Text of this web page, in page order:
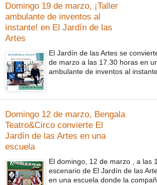
Domingo 19 de marzo, ¡Taller
ambulante de inventos al
instante! en El Jardín de las
Artes
El Jardín de las Artes se
de marzo a las 17.30 horas en
ambulante de inventos al
Domingo 12 de marzo, Bengala
Teatro&Circo convierte El
Jardín de las Artes en una
escuela
El domingo, 12 de marzo , a las
escenario de El Jardín de las
en una escuela donde la